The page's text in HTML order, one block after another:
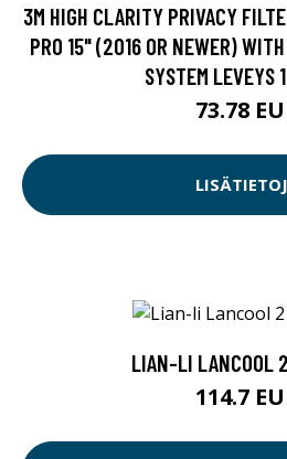
3M HIGH CLARITY PRIVACY
PRO 15" (2016 OR NEWER)
SYSTEM LEVEYS
73.78
LIAN-LI LANCOOL
114.7